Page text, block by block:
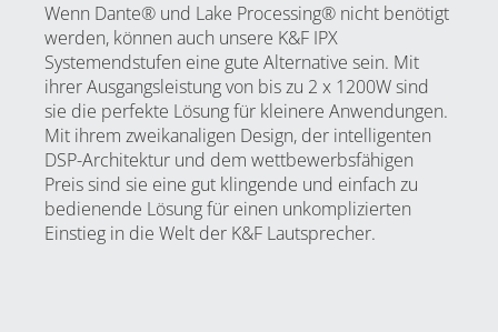
Wenn Dante® und Lake Processing® nicht benötigt
werden, können auch unsere K&F IPX
Systemendstufen eine gute Alternative sein. Mit
ihrer Ausgangsleistung von bis zu 2 x 1200W sind
sie die perfekte Lösung für kleinere Anwendungen.
Mit ihrem zweikanaligen Design, der intelligenten
DSP-Architektur und dem wettbewerbsfähigen
Preis sind sie eine gut klingende und einfach zu
bedienende Lösung für einen unkomplizierten
Einstieg in die Welt der K&F Lautsprecher.